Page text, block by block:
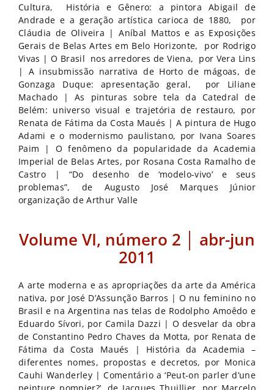
Cultura, História e Gênero: a pintora Abigail de
Andrade e a geração artística carioca de 1880, por
Cláudia de Oliveira | Aníbal Mattos e as Exposições
Gerais de Belas Artes em Belo Horizonte, por Rodrigo
Vivas | O Brasil nos arredores de Viena, por Vera Lins
| A insubmissão narrativa de Horto de mágoas, de
Gonzaga Duque: apresentação geral, por Liliane
Machado | As pinturas sobre tela da Catedral de
Belém: universo visual e trajetória de restauro, por
Renata de Fátima da Costa Maués | A pintura de Hugo
Adami e o modernismo paulistano, por Ivana Soares
Paim | O fenômeno da popularidade da Academia
Imperial de Belas Artes, por Rosana Costa Ramalho de
Castro | “Do desenho de ‘modelo-vivo’ e seus
problemas”, de Augusto José Marques Júnior
organização de Arthur Valle
Volume VI, número 2 │ abr-jun
2011
A arte moderna e as apropriações da arte da América
nativa, por José D’Assunção Barros | O nu feminino no
Brasil e na Argentina nas telas de Rodolpho Amoêdo e
Eduardo Sívori, por Camila Dazzi | O desvelar da obra
de Constantino Pedro Chaves da Motta, por Renata de
Fátima da Costa Maués | História da Academia –
diferentes nomes, propostas e decretos, por Monica
Cauhi Wanderley | Comentário a ‘Peut-on parler d’une
peinture pompier?’, de Jacques Thuillier, por Marcelo